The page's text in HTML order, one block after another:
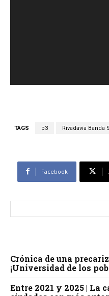
TAGS p3 Rivadavia Banda
Facebook
Crónica de una
¡Universidad de los
Entre 2021 y 2025 | La